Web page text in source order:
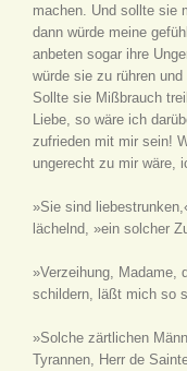
machen. Und sollte sie
dann würde meine
anbeten sogar ihre
würde sie zu rühren
Sollte sie Mißbrauch
Liebe, so wäre ich
zufrieden mit mir sein!
ungerecht zu mir wäre,
»Sie sind
lächelnd, »ein solcher
»Verzeihung, Madame,
schildern, läßt mich so
»Solche zärtlichen
Tyrannen, Herr de